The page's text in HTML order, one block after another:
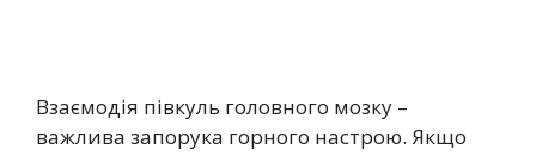
Взаємодія півкуль головного мозку –
важлива запорука горного настрою. Якщо